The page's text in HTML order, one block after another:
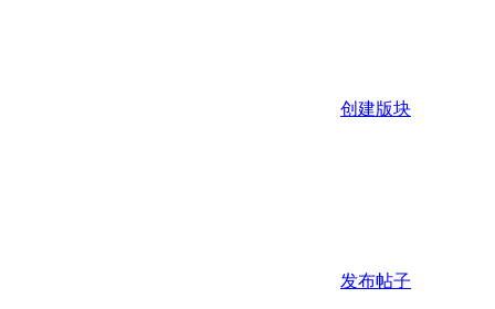
创建版块
发布帖子